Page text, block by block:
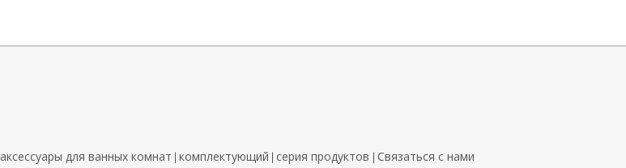
аксессуары для ванных комнат | комплектующий | серия продуктов | Связаться с нами